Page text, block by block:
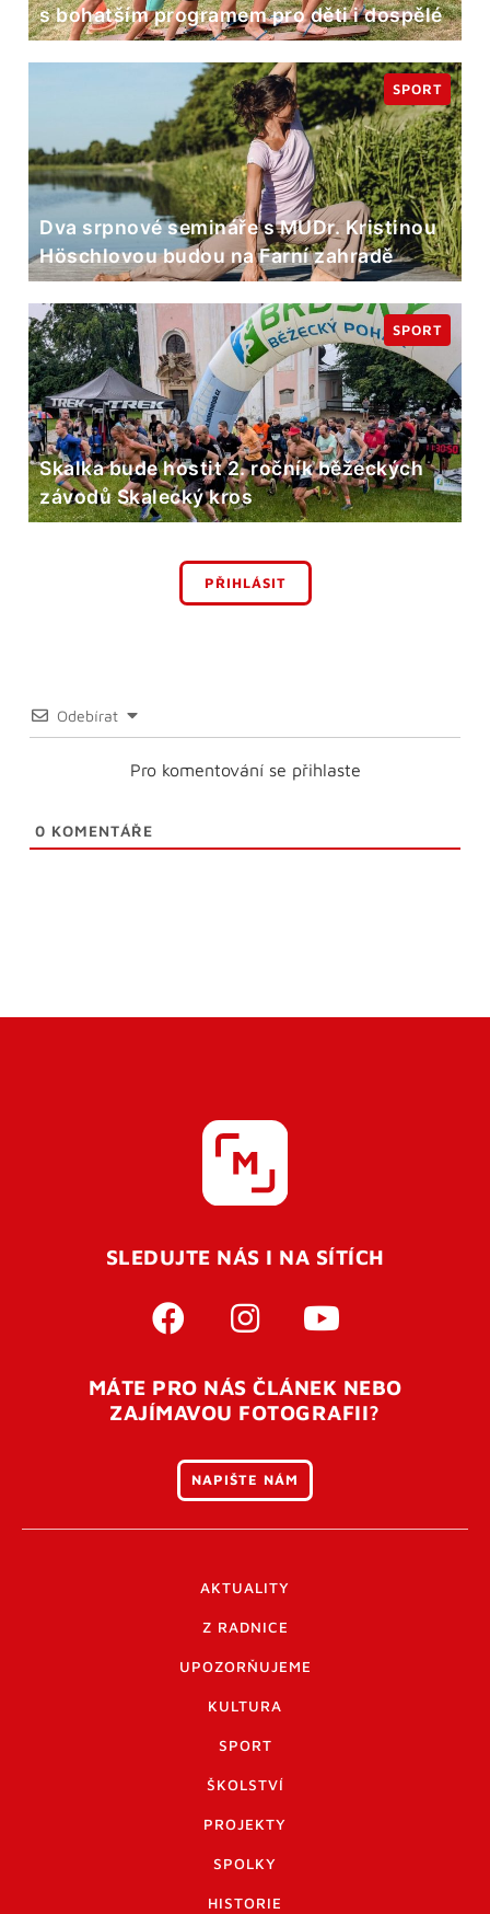
s bohatším programem pro děti i dospělé
Dva srpnové semináře s MUDr. Kristinou
Höschlovou budou na Farní zahradě
SPORT
Skalka bude hostit 2. ročník běžeckých
závodů Skalecký kros
SPORT
PŘIHLÁSIT
Odebírat
Pro komentování se přihlaste
0 KOMENTÁŘE
SLEDUJTE NÁS I NA SÍTÍCH
MÁTE PRO NÁS ČLÁNEK NEBO
ZAJÍMAVOU FOTOGRAFII?
NAPIŠTE NÁM
AKTUALITY
Z RADNICE
UPOZORŇUJEME
KULTURA
SPORT
ŠKOLSTVÍ
PROJEKTY
SPOLKY
HISTORIE